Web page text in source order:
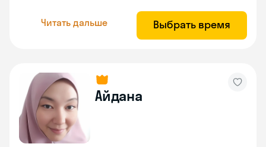
Читать дальше Выбрать время
Айдана